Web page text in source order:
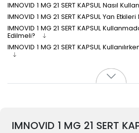
IMNOVID 1 MG 21 SERT KAPSUL Nasıl
IMNOVID 1 MG 21 SERT KAPSUL Yan
IMNOVID 1 MG 21 SERT KAPSUL
Edilmeli?
IMNOVID 1 MG 21 SERT KAPSUL
IMNOVID 1 MG 21 SERT